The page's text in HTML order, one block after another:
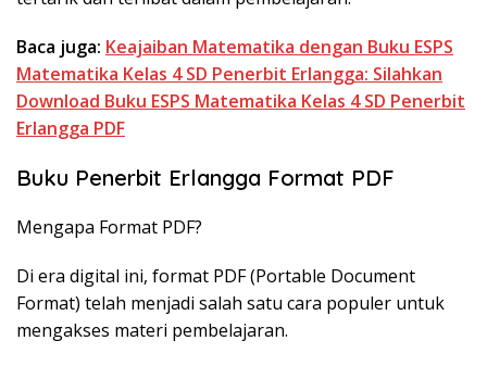
Baca juga: Keajaiban Matematika dengan Buku ESPS
Matematika Kelas 4 SD Penerbit Erlangga: Silahkan
Download Buku ESPS Matematika Kelas 4 SD Penerbit
Erlangga PDF
Buku Penerbit Erlangga Format PDF
Mengapa Format PDF?
Di era digital ini, format PDF (Portable Document
Format) telah menjadi salah satu cara populer untuk
mengakses materi pembelajaran.